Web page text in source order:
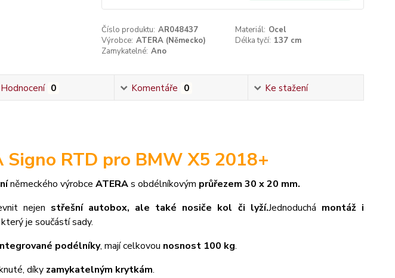
Číslo produktu: AR048437 Materiál: Ocel
Výrobce: ATERA (Německo) Délka tyčí: 137 cm
Zamykatelné: Ano
Hodnocení 0 Komentáře 0 Ke stažení
Signo RTD pro BMW X5 2018+
německého výrobce ATERAs obdélníkovým průřezem 30 x 20 mm.
nejen střešní autobox, ale také nosiče kol či lyží.Jednoduchá montáž i
je součástí sady.
podélníky, mají celkovou nosnost 100 kg.
díky zamykatelným krytkám.